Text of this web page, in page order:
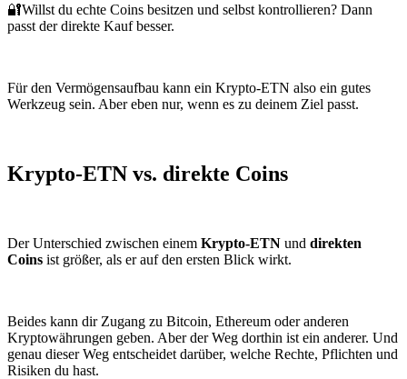
🔐Willst du echte Coins besitzen und selbst kontrollieren? Dann
passt der direkte Kauf besser.
Für den Vermögensaufbau kann ein Krypto-ETN also ein gutes
Werkzeug sein. Aber eben nur, wenn es zu deinem Ziel passt.
Krypto-ETN vs. direkte Coins
Der Unterschied zwischen einem Krypto-ETN und direkten
Coins ist größer, als er auf den ersten Blick wirkt.
Beides kann dir Zugang zu Bitcoin, Ethereum oder anderen
Kryptowährungen geben. Aber der Weg dorthin ist ein anderer. Und
genau dieser Weg entscheidet darüber, welche Rechte, Pflichten und
Risiken du hast.